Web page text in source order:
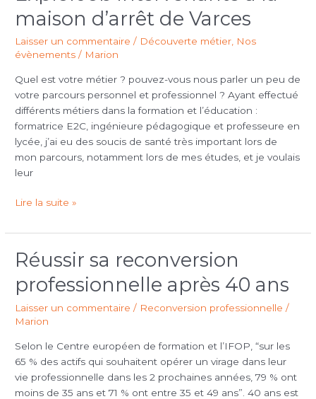
maison d’arrêt de Varces
Laisser un commentaire / Découverte métier, Nos
évènements / Marion
Quel est votre métier ? pouvez-vous nous parler un peu de
votre parcours personnel et professionnel ? Ayant effectué
différents métiers dans la formation et l’éducation :
formatrice E2C, ingénieure pédagogique et professeure en
lycée, j’ai eu des soucis de santé très important lors de
mon parcours, notamment lors de mes études, et je voulais
leur
partage
son
expérience
tant
que
professionnelle
ExplorJob
intervenante
à
la
d’arrêt
Lire la suite »
Réussir sa reconversion
professionnelle après 40 ans
Laisser un commentaire / Reconversion professionnelle /
Marion
Selon le Centre européen de formation et l’IFOP, “sur les
65 % des actifs qui souhaitent opérer un virage dans leur
vie professionnelle dans les 2 prochaines années, 79 % ont
moins de 35 ans et 71 % ont entre 35 et 49 ans”. 40 ans est
Réussir
sa
reconversion
professionnelle
après
ans